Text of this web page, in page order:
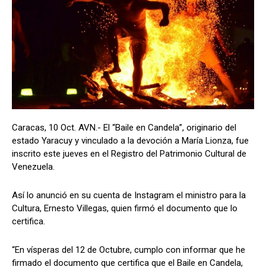
Caracas, 10 Oct. AVN.- El “Baile en Candela”, originario del
estado Yaracuy y vinculado a la devoción a María Lionza, fue
inscrito este jueves en el Registro del Patrimonio Cultural de
Venezuela.
Así lo anunció en su cuenta de Instagram el ministro para la
Cultura, Ernesto Villegas, quien firmó el documento que lo
certifica.
“En vísperas del 12 de Octubre, cumplo con informar que he
firmado el documento que certifica que el Baile en Candela,